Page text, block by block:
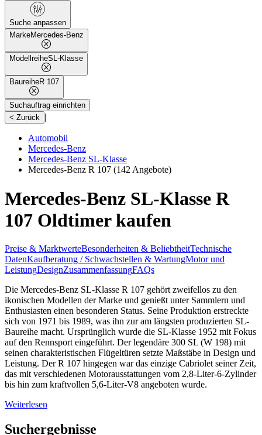
Suche anpassen
MarkeMercedes-Benz
ModellreiheSL-Klasse
BaureiheR 107
Suchauftrag einrichten
< Zurück |
Automobil
Mercedes-Benz
Mercedes-Benz SL-Klasse
Mercedes-Benz R 107 (142 Angebote)
Mercedes-Benz SL-Klasse R
107 Oldtimer kaufen
Preise & MarktwerteBesonderheiten & BeliebtheitTechnische
DatenKaufberatung / Schwachstellen & WartungMotor und
LeistungDesignZusammenfassungFAQs
Die Mercedes-Benz SL-Klasse R 107 gehört zweifellos zu den
ikonischen Modellen der Marke und genießt unter Sammlern und
Enthusiasten einen besonderen Status. Seine Produktion erstreckte
sich von 1971 bis 1989, was ihn zur am längsten produzierten SL-
Baureihe macht. Ursprünglich wurde die SL-Klasse 1952 mit Fokus
auf den Rennsport eingeführt. Der legendäre 300 SL (W 198) mit
seinen charakteristischen Flügeltüren setzte Maßstäbe in Design und
Leistung. Der R 107 hingegen war das einzige Cabriolet seiner Zeit,
das mit verschiedenen Motorausstattungen vom 2,8-Liter-6-Zylinder
bis hin zum kraftvollen 5,6-Liter-V8 angeboten wurde.
Weiterlesen
Suchergebnisse